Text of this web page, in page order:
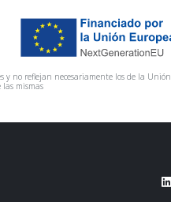
y no reflejan necesariamente los de la Unión
mismas